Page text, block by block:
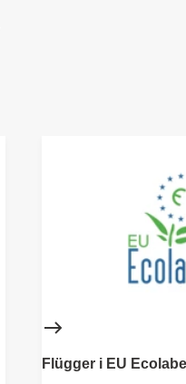
Flügger i EU Ecolabel